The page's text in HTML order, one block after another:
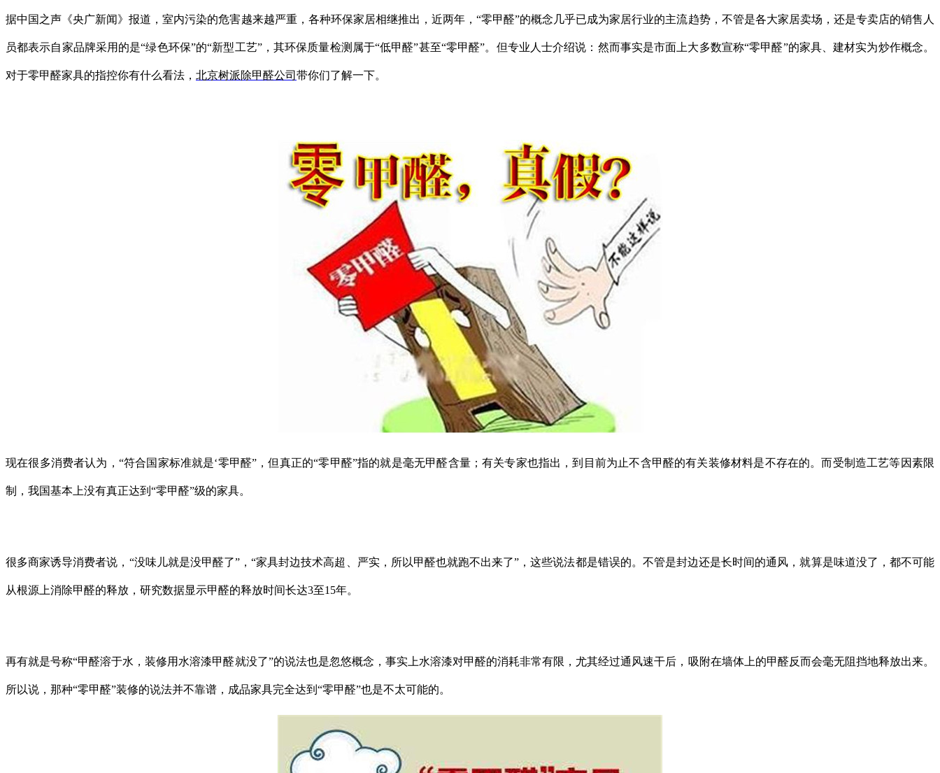
据中国之声《央广新闻》报道，室内污染的危害越来越严重，各种环保家居相继推出，近两年，“零甲醛”的概念几乎已成为家居行业的主流趋势，不管是各大家居卖场，还是专卖店的销售人
员都表示自家品牌采用的是“绿色环保”的“新型工艺”，其环保质量检测属于“低甲醛”甚至“零甲醛”。但专业人士介绍说：然而事实是市面上大多数宣称“零甲醛”的家具、建材实为炒作概念。
对于零甲醛家具的指控你有什么看法， 北京树派除甲醛公司 带你们了解一下。
现在很多消费者认为， “符合国家标准就是‘零甲醛”，但真正的“零甲醛”指的就是毫无甲醛含量；有关专家也指出，到目前为止不含甲醛的有关装修材料是不存在的。而受制造工艺等因素限
制，我国基本上没有真正达到“零甲醛”级的家具。
很多商家诱导消费者说， “没味儿就是没甲醛了”，“家具封边技术高超、严实，所以甲醛也就跑不出来了”，这些说法都是错误的。不管是封边还是长时间的通风，就算是味道没了，都不可能
从根源上消除甲醛的释放，研究数据显示甲醛的释放时间长达3至15年。
再有就是号称“甲醛溶于水，装修用水溶漆甲醛就没了”的说法也是忽悠概念，事实上水溶漆对甲醛的消耗非常有限，尤其经过通风速干后，吸附在墙体上的甲醛反而会毫无阻挡地释放出来。
所以说，那种“零甲醛”装修的说法并不靠谱，成品家具完全达到“零甲醛”也是不太可能的。